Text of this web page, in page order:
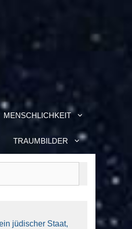
MENSCH­LICH­KEIT
TRAUM­BIL­DER
jüdi­scher Staat,